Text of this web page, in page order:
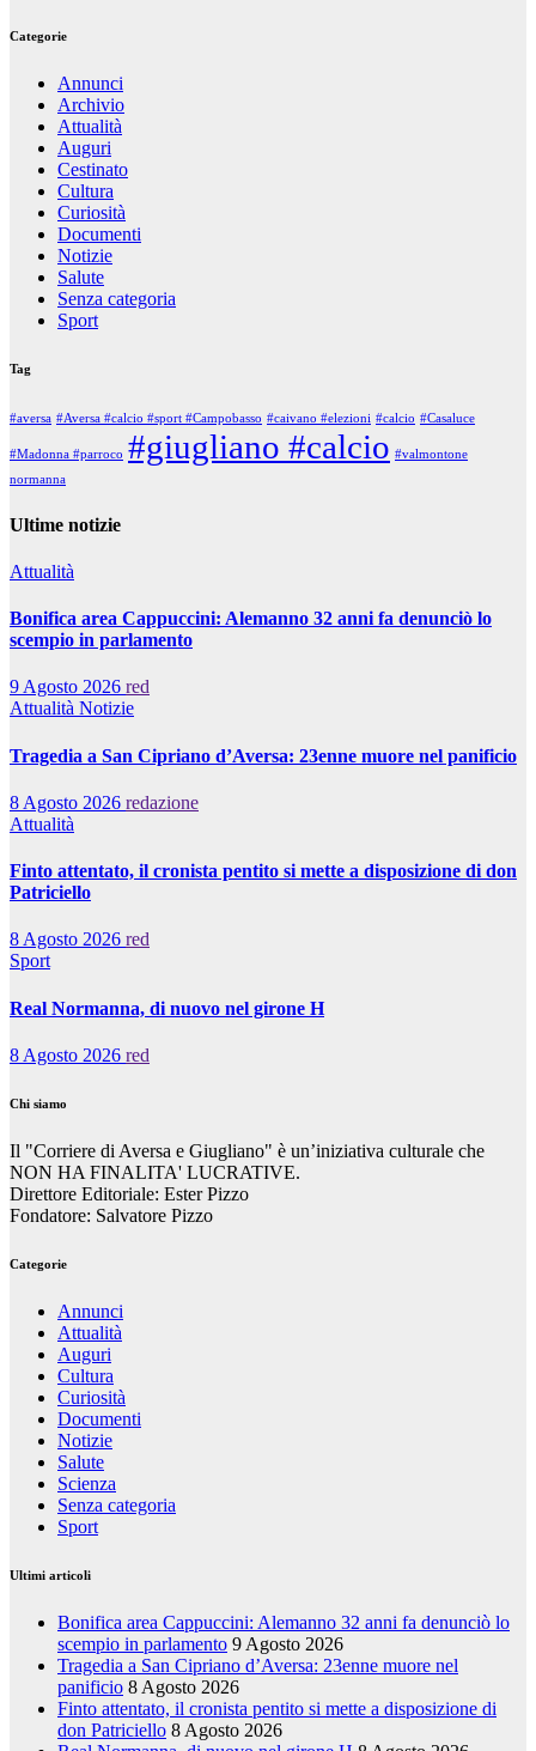
Categorie
Annunci
Archivio
Attualità
Auguri
Cestinato
Cultura
Curiosità
Documenti
Notizie
Salute
Senza categoria
Sport
Tag
#aversa #Aversa #calcio #sport #Campobasso #caivano #elezioni #calcio #Casaluce
#Madonna #parroco #giugliano #calcio #valmontone
normanna
Ultime notizie
Attualità
Bonifica area Cappuccini: Alemanno 32 anni fa denunciò lo
scempio in parlamento
9 Agosto 2026 red
Attualità Notizie
Tragedia a San Cipriano d’Aversa: 23enne muore nel panificio
8 Agosto 2026 redazione
Attualità
Finto attentato, il cronista pentito si mette a disposizione di don
Patriciello
8 Agosto 2026 red
Sport
Real Normanna, di nuovo nel girone H
8 Agosto 2026 red
Chi siamo
Il "Corriere di Aversa e Giugliano" è un’iniziativa culturale che
NON HA FINALITA' LUCRATIVE.
Direttore Editoriale: Ester Pizzo
Fondatore: Salvatore Pizzo
Categorie
Annunci
Attualità
Auguri
Cultura
Curiosità
Documenti
Notizie
Salute
Scienza
Senza categoria
Sport
Ultimi articoli
Bonifica area Cappuccini: Alemanno 32 anni fa denunciò lo
scempio in parlamento 9 Agosto 2026
Tragedia a San Cipriano d’Aversa: 23enne muore nel
panificio 8 Agosto 2026
Finto attentato, il cronista pentito si mette a disposizione di
don Patriciello 8 Agosto 2026